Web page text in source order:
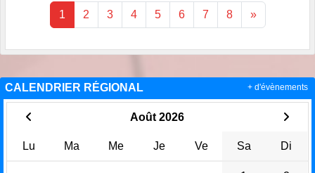
1 2 3 4 5 6 7 8 »
CALENDRIER RÉGIONAL
Août 2026
Lu Ma Me Je Ve Sa Di
+ d'évènements